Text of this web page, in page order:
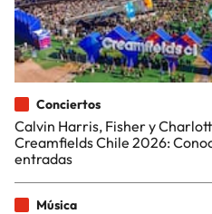
Conciertos
Calvin Harris, Fisher y
Creamfields Chile 2026:
entradas
Música